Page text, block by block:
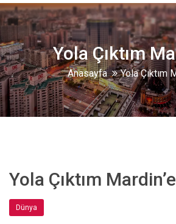
Yola Çıktım
Anasayfa Yola Çıktım
Yola Çıktım Mardin’e
Dünya